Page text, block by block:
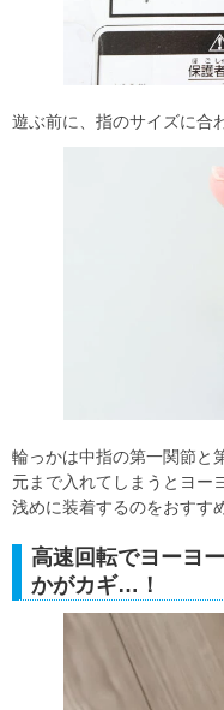
遊ぶ前に、指のサイズに合
輪っかは中指の第一関節と
元まで入れてしまうとヨー
浅めに装着するのをおすす
高速回転でヨーヨ
かがカギ…！